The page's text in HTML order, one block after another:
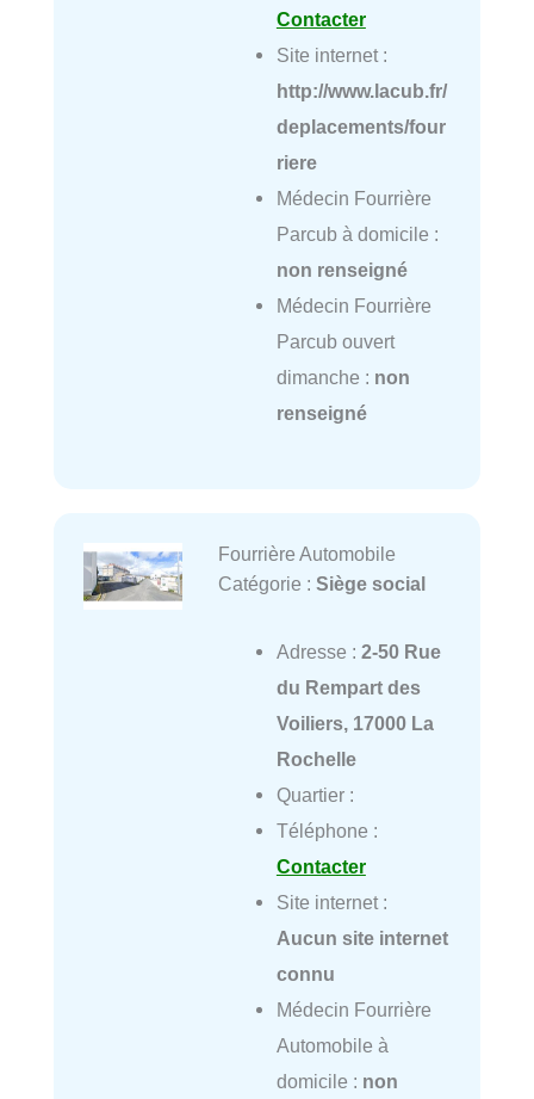
Contacter
Site internet :
http://www.lacub.fr/
deplacements/four
riere
Médecin Fourrière
Parcub à domicile :
non renseigné
Médecin Fourrière
Parcub ouvert
dimanche : non
renseigné
Fourrière Automobile
Catégorie : Siège social
Adresse : 2-50 Rue
du Rempart des
Voiliers, 17000 La
Rochelle
Quartier :
Téléphone :
Contacter
Site internet :
Aucun site internet
connu
Médecin Fourrière
Automobile à
domicile : non